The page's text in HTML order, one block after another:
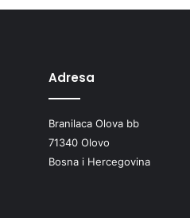
Adresa
Branilaca Olova bb
71340 Olovo
Bosna i Hercegovina